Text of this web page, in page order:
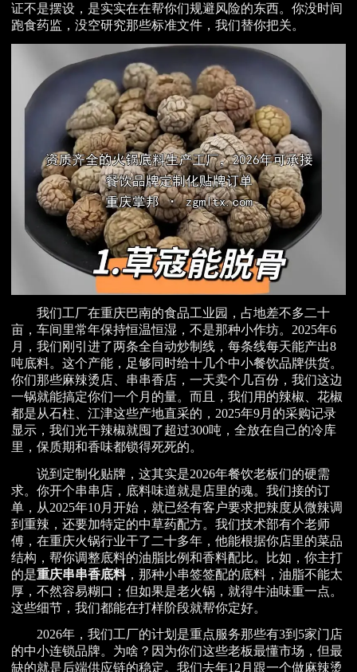
证不是摆设，是实实在在帮你们规避风险的东西。你没时间
跑食药监，没空研究那些标准文件，我们替你把关。
我们工厂在重庆巴南的食品工业园，占地差不多二十
亩，车间里常年保持恒温恒湿，不是那种小作坊。2025年6
月，我们刚引进了两条全自动炒制线，每条线每天能产出8
吨底料。这个产能，足够同时给十几个中小餐饮品牌供货。
你们那些麻辣烫店、串串香店，一天卖个几百份，我们这边
一锅就能搞定你们一个月的量。而且，我们用的辣椒、花椒
都是从石柱、江津这些产地直采的，2025年9月的采购记录
显示，我们光干辣椒就囤了超过300吨，全放在自己的冷库
里，保质期和香味都锁得死死的。
说到定制化贴牌，这其实是2026年餐饮老板们的硬需
求。你开个串串店，底料味道就是店里的魂。我们接的订
单，从2025年10月开始，就已经有客户要求把辣度从微辣调
到重辣，还要加特定的中草药配方。我们技术部有个老师
傅，在重庆火锅行业干了二十多年，他能根据你店里的菜品
结构，帮你调整底料的油脂比例和香料配比。比如，你主打
的是重庆串串香底料，那种小串签签配的底料，油脂不能太
厚，不然容易糊口；但如果是老火锅，就得牛油味重一点。
这些细节，我们都能在打样阶段就帮你定好。
2026年，我们工厂的计划是重点服务那些有3到5家门店
的中小连锁品牌。为啥？因为你们这些老板最懂市场，但最
缺的就是后端供应链的稳定。我们去年12月跟一个做麻辣烫